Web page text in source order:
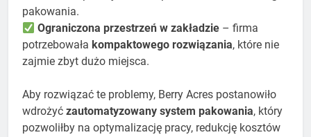
pakowania.
Ograniczona przestrzeń w zakładzie – firma
potrzebowała kompaktowego rozwiązania, które nie
zajmie zbyt dużo miejsca.
Aby rozwiązać te problemy, Berry Acres postanowiło
wdrożyć zautomatyzowany system pakowania, który
pozwoliłby na optymalizację pracy, redukcję kosztów